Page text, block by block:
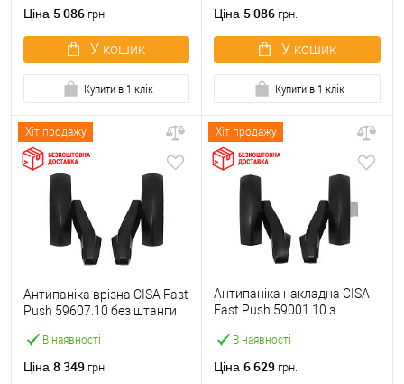
Ціна 5 086 грн.
У кошик
Купити в 1 клік
Ціна 5 086 грн.
У кошик
Купити в 1 клік
Хіт продажу
В наявності
Антипаніка врізна CISA Fast
Push 59607.10 без штанги
Ціна 8 349 грн.
Хіт продажу
В наявності
Антипаніка накладна CISA
Fast Push 59001.10 з
Ціна 6 629 грн.